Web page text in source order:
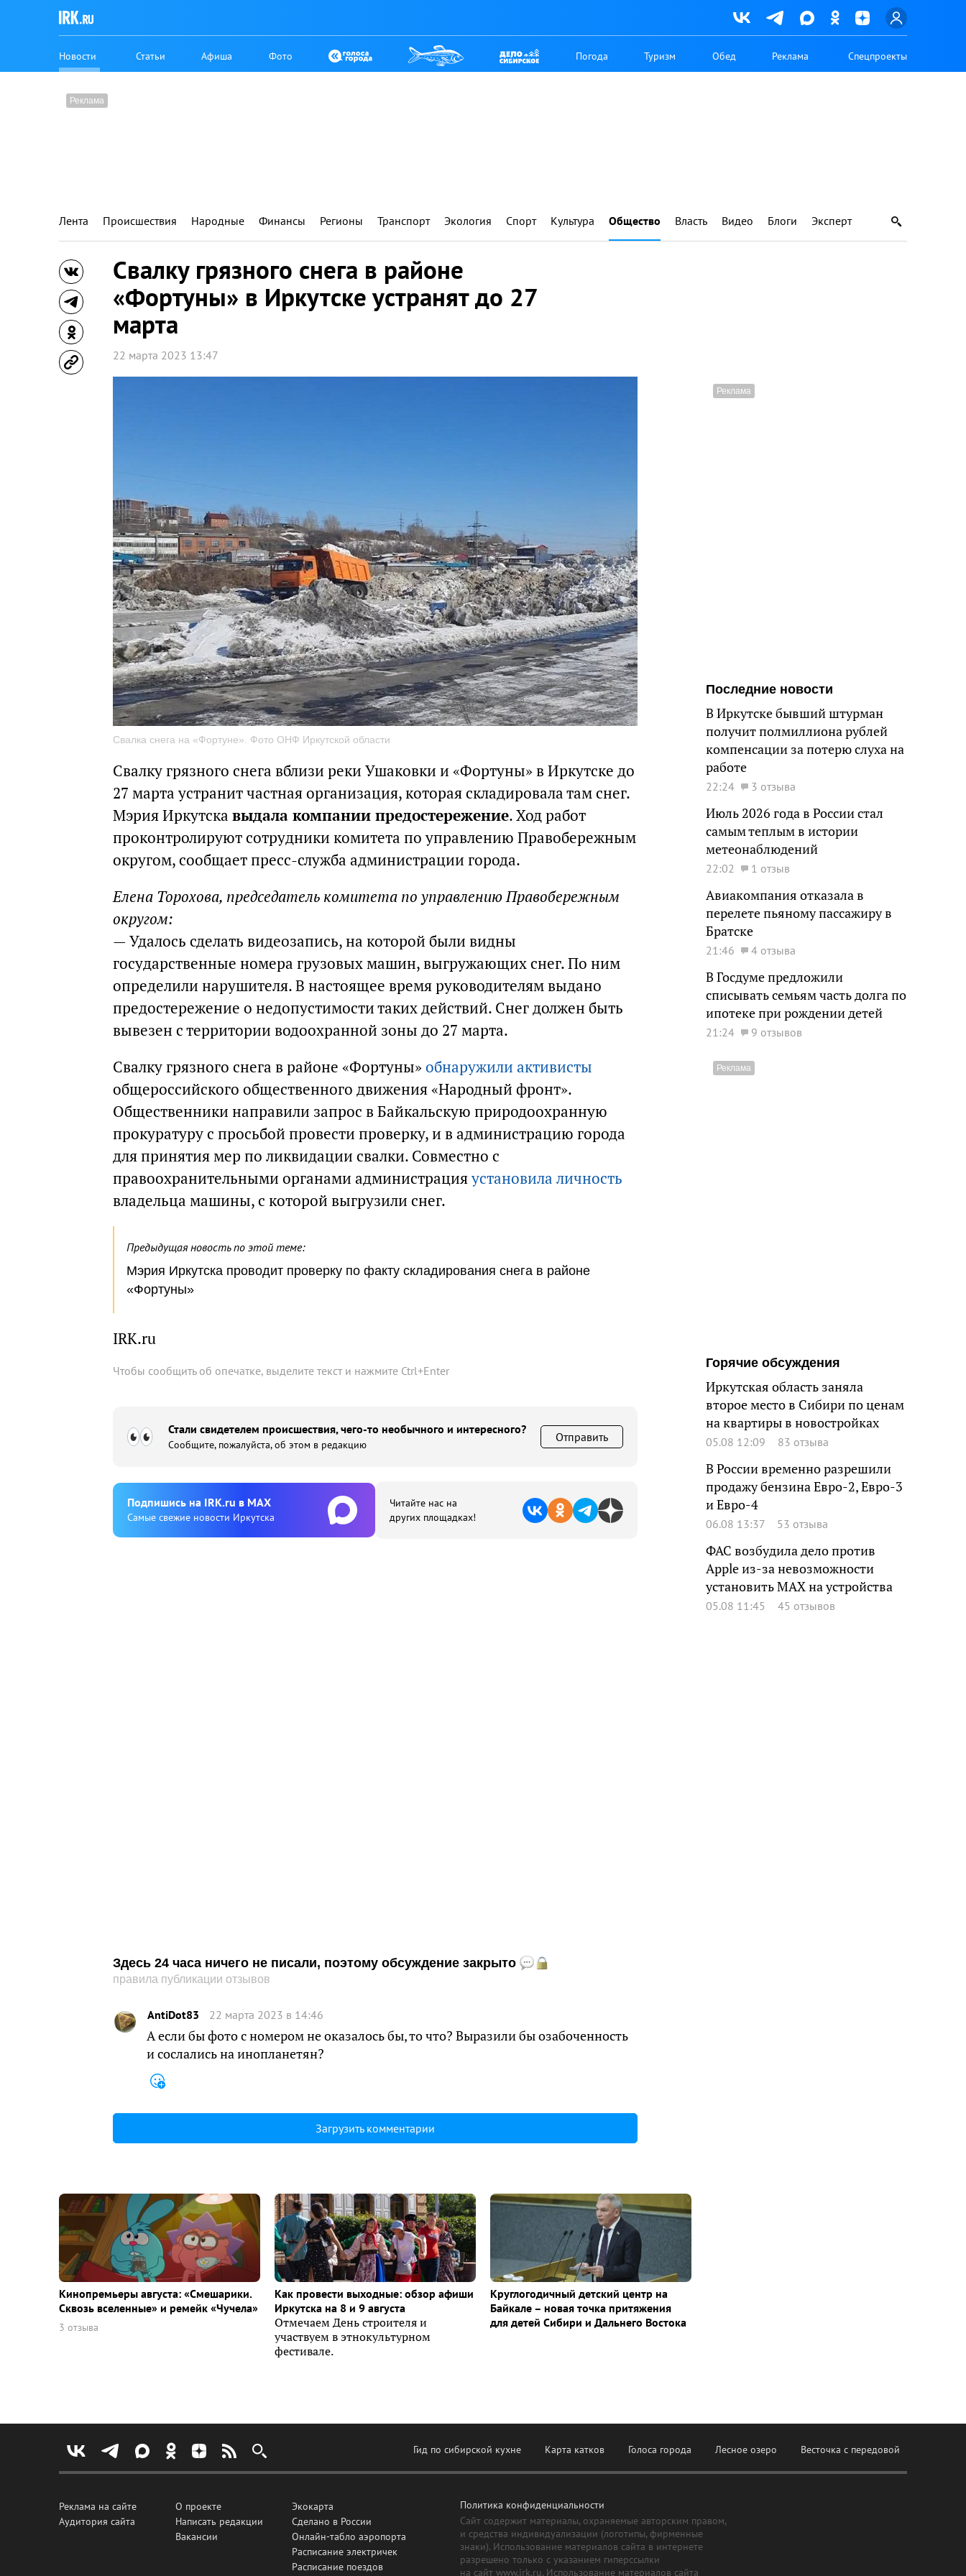
Новости Статьи Афиша Фото Погода Туризм Обед Реклама Спецпроекты
Лента Происшествия Народные Финансы Регионы Транспорт Экология Спорт Культура Общество Власть Видео Блоги Эксперт
Свалку грязного снега в районе
«Фортуны» в Иркутске устранят до 27
марта
22 марта 2023 13:47
Свалка снега на «Фортуне». Фото ОНФ Иркутской области
Свалку грязного снега вблизи реки Ушаковки и «Фортуны» в Иркутске до
27 марта устранит частная организация, которая складировала там снег.
Мэрия Иркутска выдала компании предостережение. Ход работ
проконтролируют сотрудники комитета по управлению Правобережным
округом, сообщает пресс-служба администрации города.
Елена Торохова, председатель комитета по управлению Правобережным
округом:
— Удалось сделать видеозапись, на которой были видны
государственные номера грузовых машин, выгружающих снег. По ним
определили нарушителя. В настоящее время руководителям выдано
предостережение о недопустимости таких действий. Снег должен быть
вывезен с территории водоохранной зоны до 27 марта.
Свалку грязного снега в районе «Фортуны»обнаружили активисты
общероссийского общественного движения «Народный фронт».
Общественники направили запрос в Байкальскую природоохранную
прокуратуру с просьбой провести проверку, и в администрацию города
для принятия мер по ликвидации свалки. Совместно с
правоохранительными органами администрацияустановила личность
владельца машины, с которой выгрузили снег.
Предыдущая новость по этой теме:
Мэрия Иркутска проводит проверку по факту складирования снега в районе
«Фортуны»
IRK.ru
Чтобы сообщить об опечатке, выделите текст и нажмите Ctrl+Enter
Стали свидетелем происшествия, чего-то необычного и интересного?
Сообщите, пожалуйста, об этом в редакцию
Отправить
Подпишиcь на IRK.ru в MAX
Cамые свежие новости Иркутска
Читайте нас на
других площадках!
Здесь 24 часа ничего не писали, поэтому обсуждение закрыто
правила публикации отзывов
AntiDot83 22 марта 2023 в 14:46
А если бы фото с номером не оказалось бы, то что? Выразили бы озабоченность
и сослались на инопланетян?
Загрузить комментарии
Последние новости
В Иркутске бывший штурман
получит полмиллиона рублей
компенсации за потерю слуха на
работе
22:24 3 отзыва
Июль 2026 года в России стал
самым теплым в истории
метеонаблюдений
22:02 1 отзыв
Авиакомпания отказала в
перелете пьяному пассажиру в
Братске
21:46 4 отзыва
В Госдуме предложили
списывать семьям часть долга по
ипотеке при рождении детей
21:24 9 отзывов
Горячие обсуждения
Иркутская область заняла
второе место в Сибири по ценам
на квартиры в новостройках
05.08 12:09 83 отзыва
В России временно разрешили
продажу бензина Евро-2, Евро-3
и Евро-4
06.08 13:37 53 отзыва
ФАС возбудила дело против
Apple из-за невозможности
установить MAX на устройства
05.08 11:45 45 отзывов
Кинопремьеры августа: «Смешарики.
Сквозь вселенные» и ремейк «Чучела»
3 отзыва
Как провести выходные: обзор афиши
Иркутска на 8 и 9 августа
Отмечаем День строителя и
участвуем в этнокультурном
фестивале.
Круглогодичный детский центр на
Байкале – новая точка притяжения
для детей Сибири и Дальнего Востока
Гид по сибирской кухне Карта катков Голоса города Лесное озеро Весточка с передовой
Реклама на сайте
Аудитория сайта
О проекте
Написать редакции
Вакансии
Экокарта
Сделано в России
Онлайн-табло аэропорта
Расписание электричек
Расписание поездов
Политика конфиденциальности
Сайт содержит материалы, охраняемые авторским правом,
и средства индивидуализации (логотипы, фирменные
знаки). Использование материалов сайта в интернете
разрешено только с указанием гиперссылки
на сайт www.irk.ru. Использование материалов сайта